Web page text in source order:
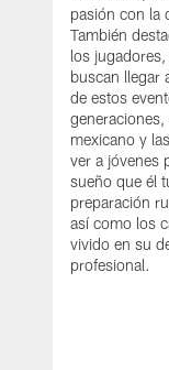
pasión con la
También
los
buscan llegar
de estos
mexicano y
ver a jóvenes
sueño que él
preparación
así como los
vivido en su
profesional.